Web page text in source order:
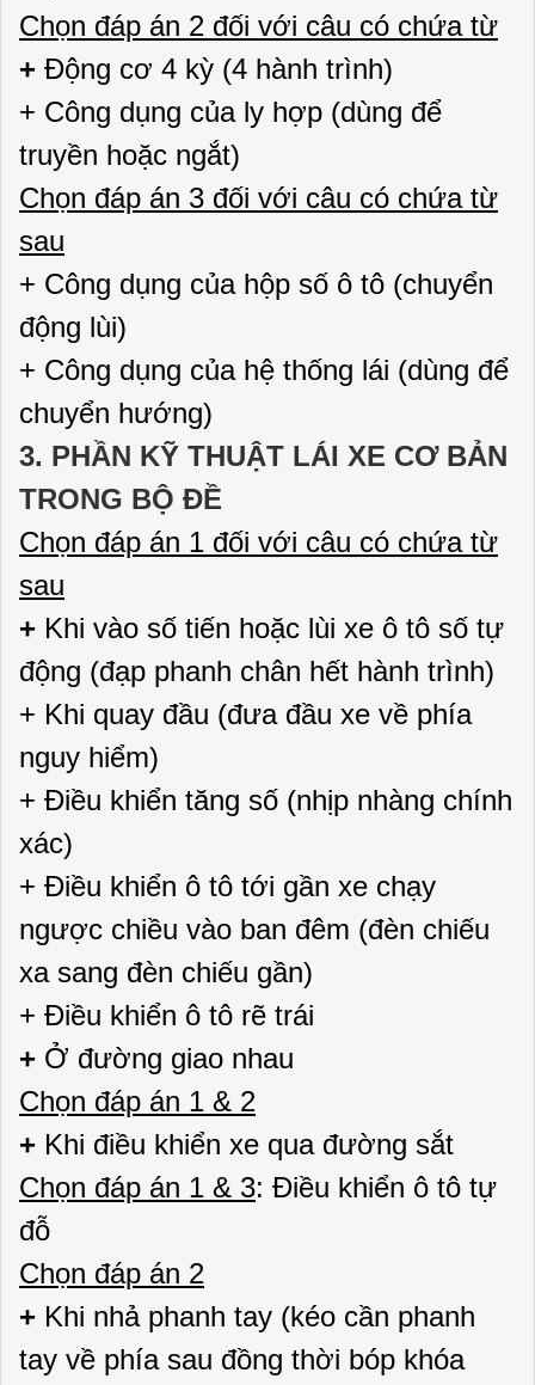
Chọn đáp án 2 đối với câu có chứa từ
+ Động cơ 4 kỳ (4 hành trình)
+ Công dụng của ly hợp (dùng để
truyền hoặc ngắt)
Chọn đáp án 3 đối với câu có chứa từ
sau
+ Công dụng của hộp số ô tô (chuyển
động lùi)
+ Công dụng của hệ thống lái (dùng để
chuyển hướng)
3. PHẦN KỸ THUẬT LÁI XE CƠ BẢN
TRONG BỘ ĐỀ
Chọn đáp án 1 đối với câu có chứa từ
sau
+ Khi vào số tiến hoặc lùi xe ô tô số tự
động (đạp phanh chân hết hành trình)
+ Khi quay đầu (đưa đầu xe về phía
nguy hiểm)
+ Điều khiển tăng số (nhịp nhàng chính
xác)
+ Điều khiển ô tô tới gần xe chạy
ngược chiều vào ban đêm (đèn chiếu
xa sang đèn chiếu gần)
+ Điều khiển ô tô rẽ trái
+ Ở đường giao nhau
Chọn đáp án 1 & 2
+ Khi điều khiển xe qua đường sắt
Chọn đáp án 1 & 3: Điều khiển ô tô tự
đỗ
Chọn đáp án 2
+ Khi nhả phanh tay (kéo cần phanh
tay về phía sau đồng thời bóp khóa